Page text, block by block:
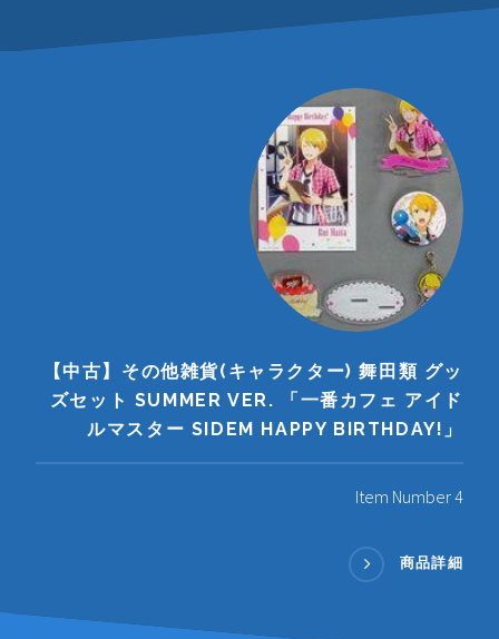
【中古】その他雑貨(キャラクター) 舞田類 グッ
ズセット SUMMER VER. 「一番カフェ アイド
ルマスター SIDEM HAPPY BIRTHDAY!」
Item Number 4
商品詳細